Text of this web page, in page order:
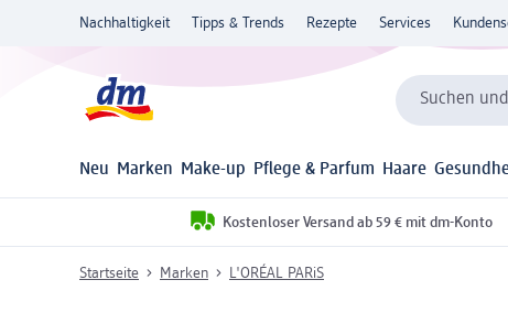
Nachhaltigkeit Tipps & Trends Rezepte Services
Suchen
Neu Marken Make-up Pflege & Parfum Haare
Kostenloser Versand ab 59 € mit dm-Konto
Startseite Marken L'ORÉAL PARiS